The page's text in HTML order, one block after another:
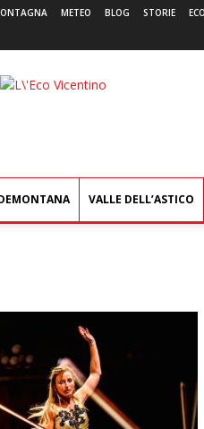
METEO BLOG STORIE
L'Eco
VALLE DELL’ASTICO